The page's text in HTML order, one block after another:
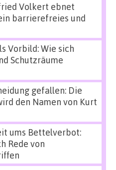
Volkert ebnet
barrierefreies und
Vorbild: Wie sich
Schutzräume
gefallen: Die
den Namen von Kurt
ums Bettelverbot:
Rede von